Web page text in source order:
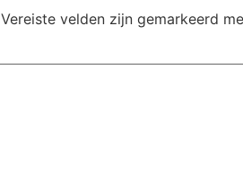
Vereiste velden zijn gemarkeerd